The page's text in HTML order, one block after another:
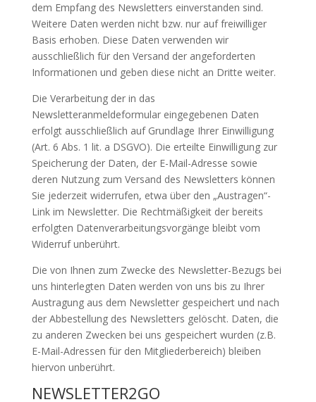
dem Empfang des Newsletters einverstanden sind.
Weitere Daten werden nicht bzw. nur auf freiwilliger
Basis erhoben. Diese Daten verwenden wir
ausschließlich für den Versand der angeforderten
Informationen und geben diese nicht an Dritte weiter.
Die Verarbeitung der in das
Newsletteranmeldeformular eingegebenen Daten
erfolgt ausschließlich auf Grundlage Ihrer Einwilligung
(Art. 6 Abs. 1 lit. a DSGVO). Die erteilte Einwilligung zur
Speicherung der Daten, der E-Mail-Adresse sowie
deren Nutzung zum Versand des Newsletters können
Sie jederzeit widerrufen, etwa über den „Austragen“-
Link im Newsletter. Die Rechtmäßigkeit der bereits
erfolgten Datenverarbeitungsvorgänge bleibt vom
Widerruf unberührt.
Die von Ihnen zum Zwecke des Newsletter-Bezugs bei
uns hinterlegten Daten werden von uns bis zu Ihrer
Austragung aus dem Newsletter gespeichert und nach
der Abbestellung des Newsletters gelöscht. Daten, die
zu anderen Zwecken bei uns gespeichert wurden (z.B.
E-Mail-Adressen für den Mitgliederbereich) bleiben
hiervon unberührt.
NEWSLETTER2GO